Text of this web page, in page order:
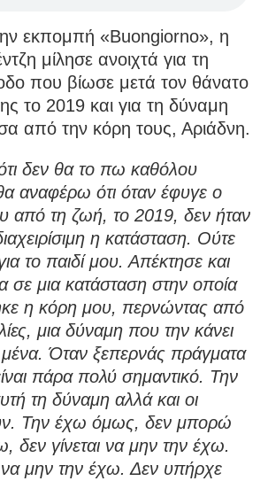
εκπομπή «Buongiorno», η
μίλησε ανοιχτά για τη
που βίωσε μετά τον θάνατο
το 2019 και για τη δύναμη
από την κόρη τους, Αριάδνη.
δεν θα το πω καθόλου
αναφέρω ότι όταν έφυγε ο
από τη ζωή, το 2019, δεν ήταν
η κατάσταση. Ούτε
το παιδί μου. Απέκτησε και
σε μια κατάσταση στην οποία
η κόρη μου, περνώντας από
μια δύναμη που την κάνει
μένα. Όταν ξεπερνάς πράγματα
πάρα πολύ σημαντικό. Την
τη δύναμη αλλά και οι
Την έχω όμως, δεν μπορώ
δεν γίνεται να μην την έχω.
να μην την έχω. Δεν υπήρχε